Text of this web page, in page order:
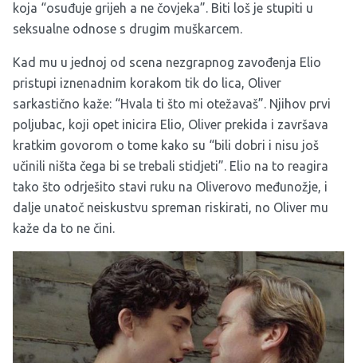
koja “osuđuje grijeh a ne čovjeka”. Biti loš je stupiti u
seksualne odnose s drugim muškarcem.
Kad mu u jednoj od scena nezgrapnog zavođenja Elio
pristupi iznenadnim korakom tik do lica, Oliver
sarkastično kaže: “Hvala ti što mi otežavaš”. Njihov prvi
poljubac, koji opet inicira Elio, Oliver prekida i završava
kratkim govorom o tome kako su “bili dobri i nisu još
učinili ništa čega bi se trebali stidjeti”. Elio na to reagira
tako što odrješito stavi ruku na Oliverovo međunožje, i
dalje unatoč neiskustvu spreman riskirati, no Oliver mu
kaže da to ne čini.